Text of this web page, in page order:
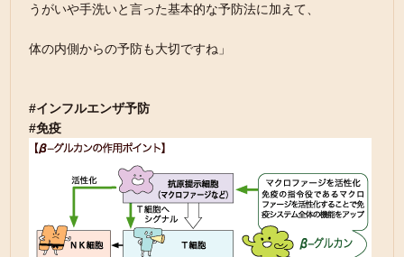
うがいや手洗いと言った基本的な予防法に加えて、
体の内側からの予防も大切ですね」
#インフルエンザ予防
#免疫